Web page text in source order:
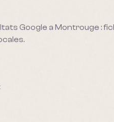
Google a Montrouge :